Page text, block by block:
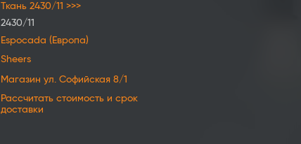
Ткань 2430/11 >>>
2430/11
Espocada (Европа)
Sheers
Магазин ул. Софийская 8/1
Рассчитать стоимость и срок
доставки